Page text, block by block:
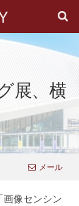
展、横
メール
像センシン